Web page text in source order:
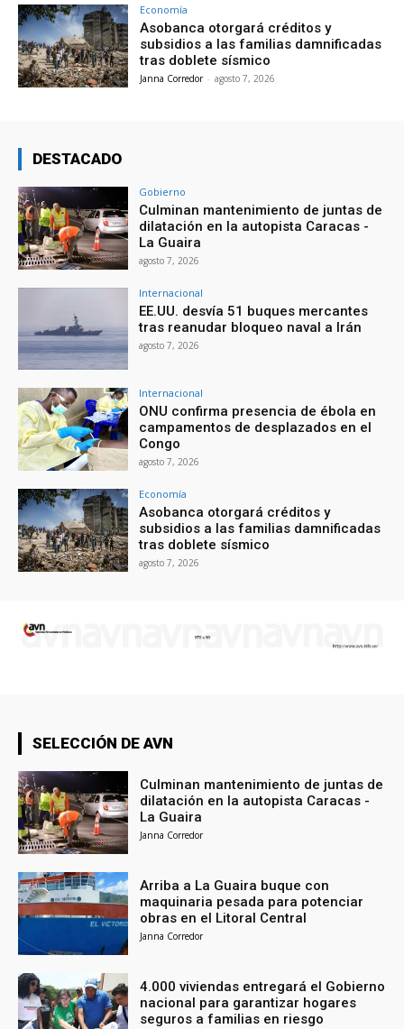
Economía
Asobanca otorgará créditos y
subsidios a las familias damnificadas
tras doblete sísmico
Janna Corredor - agosto 7, 2026
DESTACADO
Gobierno
Culminan mantenimiento de juntas de
dilatación en la autopista Caracas -
La Guaira
agosto 7, 2026
Internacional
EE.UU. desvía 51 buques mercantes
tras reanudar bloqueo naval a Irán
agosto 7, 2026
Internacional
ONU confirma presencia de ébola en
campamentos de desplazados en el
Congo
agosto 7, 2026
Economía
Asobanca otorgará créditos y
subsidios a las familias damnificadas
tras doblete sísmico
agosto 7, 2026
SELECCIÓN DE AVN
Culminan mantenimiento de juntas de
dilatación en la autopista Caracas -
La Guaira
Janna Corredor
Arriba a La Guaira buque con
maquinaria pesada para potenciar
obras en el Litoral Central
Janna Corredor
4.000 viviendas entregará el Gobierno
nacional para garantizar hogares
seguros a familias en riesgo